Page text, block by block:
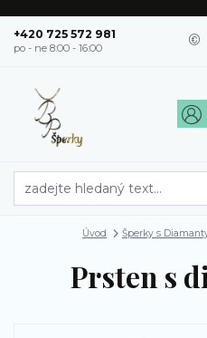
+420 725 572 981
po - ne 8:00 - 16:00
Úvod Šperky s
Prsten s